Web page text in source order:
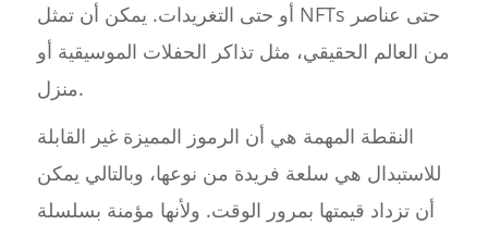
أو حتى التغريدات. يمكن أن تمثل NFTs حتى عناصر
من العالم الحقيقي، مثل تذاكر الحفلات الموسيقية أو
منزل.
النقطة المهمة هي أن الرموز المميزة غير القابلة
للاستبدال هي سلعة فريدة من نوعها، وبالتالي يمكن
أن تزداد قيمتها بمرور الوقت. ولأنها مؤمنة بسلسلة